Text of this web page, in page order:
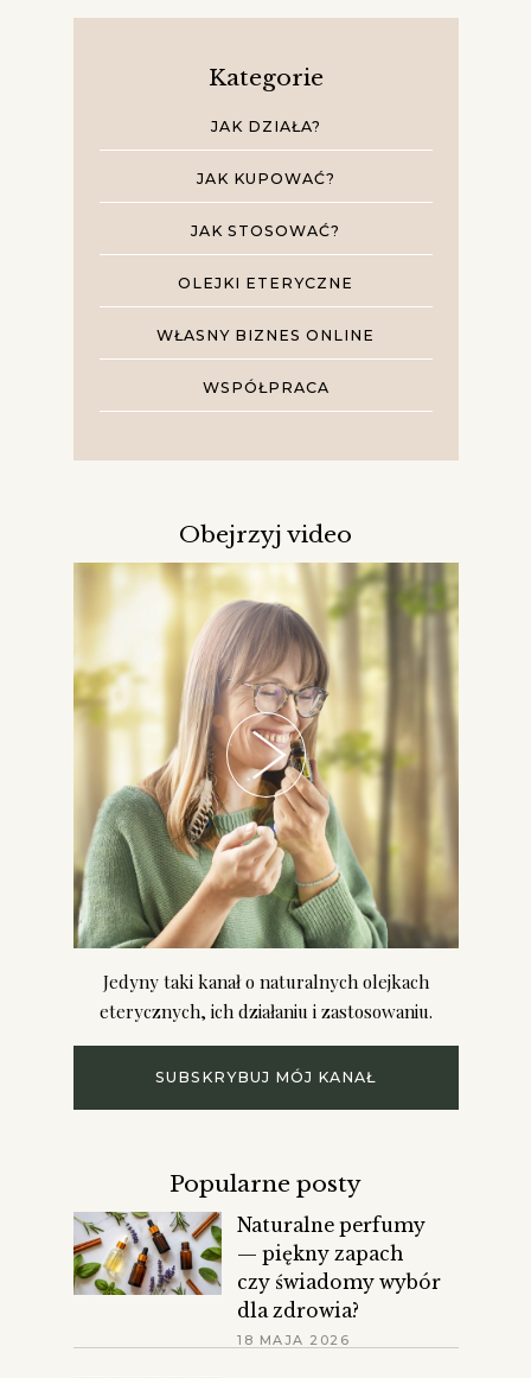
Kategorie
JAK DZIAŁA?
JAK KUPOWAĆ?
JAK STOSOWAĆ?
OLEJKI ETERYCZNE
WŁASNY BIZNES ONLINE
WSPÓŁPRACA
Obejrzyj video
Jedyny taki kanał o naturalnych olejkach
eterycznych, ich działaniu i zastosowaniu.
SUBSKRYBUJ MÓJ KANAŁ
Popularne posty
Naturalne perfumy
— piękny zapach
czy świadomy wybór
dla zdrowia?
18 MAJA 2026